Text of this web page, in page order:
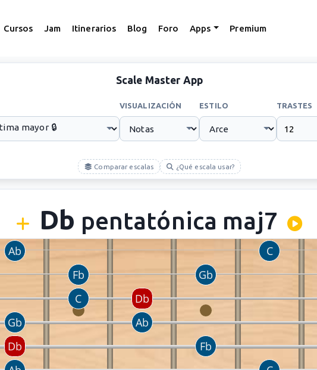
Cursos Jam Itinerarios Blog Foro Apps Premium
Scale Master App
VISUALIZACIÓN ESTILO TRASTES
Comparar escalas ¿Qué escala usar?
Db pentatónica maj7